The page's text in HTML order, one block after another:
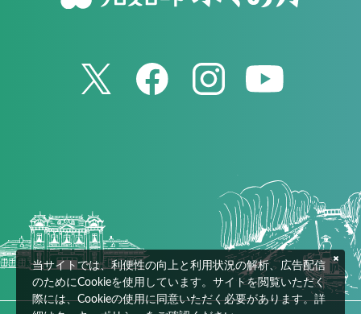
当サイトでは、利便性の向上と利用状況の解析、広告配信
のためにCookieを使用しています。サイトを閲覧いただく
際には、Cookieの使用に同意いただく必要があります。詳